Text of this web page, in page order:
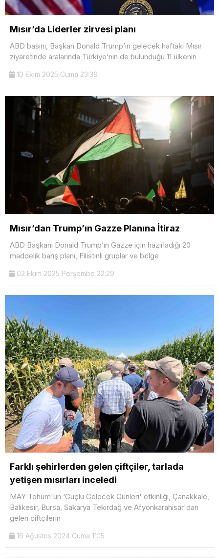
Mısır’da Liderler zirvesi planı
ABD basını, Başkan Donald Trump’ın gelecek haftaki Mısır
ziyaretinde aralarında Türkiye’nin de bulunduğu 11 ülkenin
10 Ekim 2025 Cuma 23:39
Mısır’dan Trump’ın Gazze Planına İtiraz
ABD Başkanı Donald Trump’ın Gazze için hazırladığı 20
maddelik barış planı, Filistinli gruplar ve bölge
02 Ekim 2025 Perşembe 22:29
Farklı şehirlerden gelen çiftçiler, tarlada
yetişen mısırları inceledi
MAY Tohum'un ‘Güçlü Gelecek Günleri' etkinliği, Çanakkale,
Balıkesir, Bursa, Sakarya Tekirdağ ve Afyonkarahisar'dan
gelen çiftçilerin
16 Ağustos 2024 Cuma 11:15